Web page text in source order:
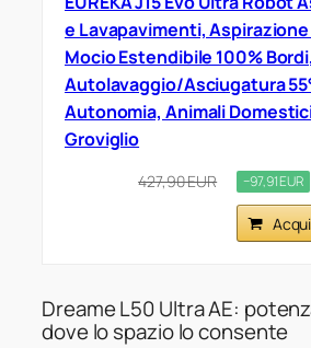
e Lavapavimenti,
Mocio Estendibile 100% Bordi,
Autolavaggio/Asciugatura
Autonomia, Animali
Groviglio
427,90 EUR −97,91 EUR
Dreame L50 Ultra AE:
dove lo spazio lo consente